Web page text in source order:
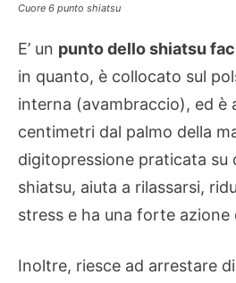
Cuore 6 punto shiatsu
E’ un punto dello shiatsu
in quanto, è collocato sul
interna (avambraccio), ed è
centimetri dal palmo della
digitopressione praticata su
shiatsu, aiuta a rilassarsi,
stress e ha una forte azione
Inoltre, riesce ad arrestare